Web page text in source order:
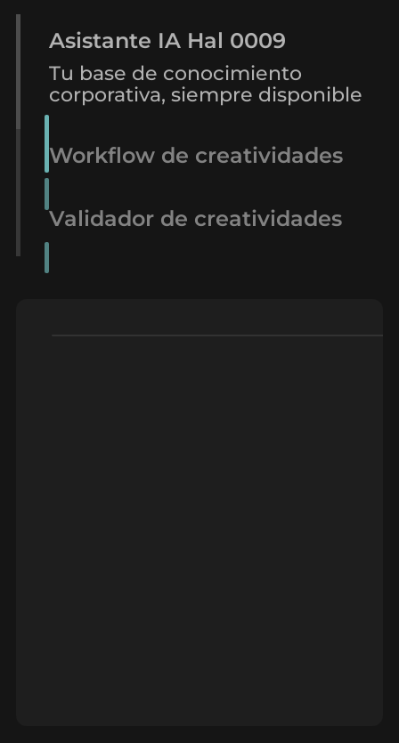
Asistante IA Hal 0009
Tu base de conocimiento
corporativa, siempre disponible
Workflow de creatividades
Validador de creatividades